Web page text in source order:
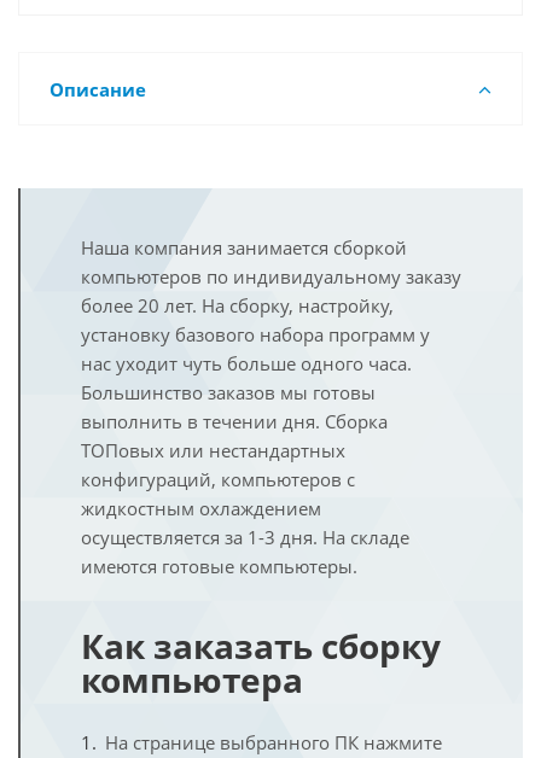
Описание
Наша компания занимается сборкой
компьютеров по индивидуальному заказу
более 20 лет. На сборку, настройку,
установку базового набора программ у
нас уходит чуть больше одного часа.
Большинство заказов мы готовы
выполнить в течении дня. Сборка
ТОПовых или нестандартных
конфигураций, компьютеров с
жидкостным охлаждением
осуществляется за 1-3 дня. На складе
имеются готовые компьютеры.
Как заказать сборку
компьютера
На странице выбранного ПК нажмите